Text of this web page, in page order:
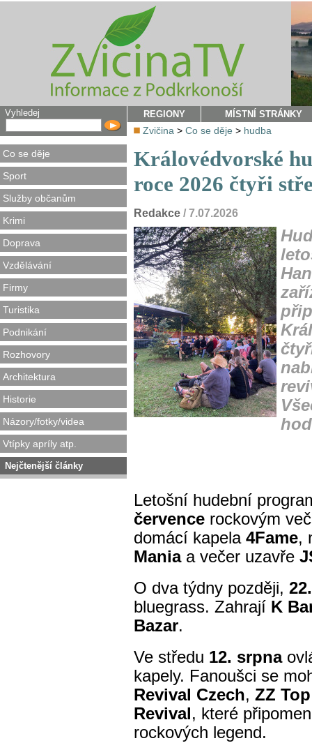
Vyhledej
Co se děje
Sport
Služby občanům
Krimi
Doprava
Vzdělávání
Firmy
Turistika
Podnikání
Rozhovory
Architektura
Historie
Názory/fotky/videa
Vtípky apríly atp.
Nejčtenější články
REGIONY MÍSTNÍ STRÁNKY
Zvičina > Co se děje > hudba
Královédvorské
roce 2026 čtyři
Redakce / 7.07.2026
Letošní hudební
července rockovým
domácí kapela 4Fame,
Maniaa večer uzavře
O dva týdny později,
bluegrass. Zahrají K
Bazar.
Ve středu 12. srpna
kapely. Fanoušci se
Revival Czech, ZZ
Revival, které
rockových legend.